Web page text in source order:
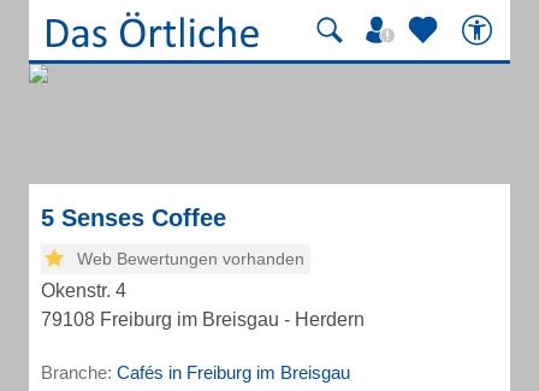
5 Senses Coffee
Web Bewertungen vorhanden
Okenstr. 4
79108 Freiburg im Breisgau - Herdern
Branche: Cafés in Freiburg im Breisgau